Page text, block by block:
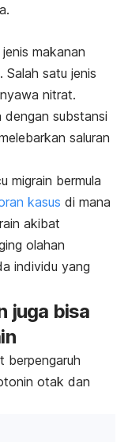
makanan
satu jenis
nitrat.
dengan substansi
saluran
migrain bermula
kasus di mana
akibat
olahan
individu yang
juga bisa
berpengaruh
otak dan